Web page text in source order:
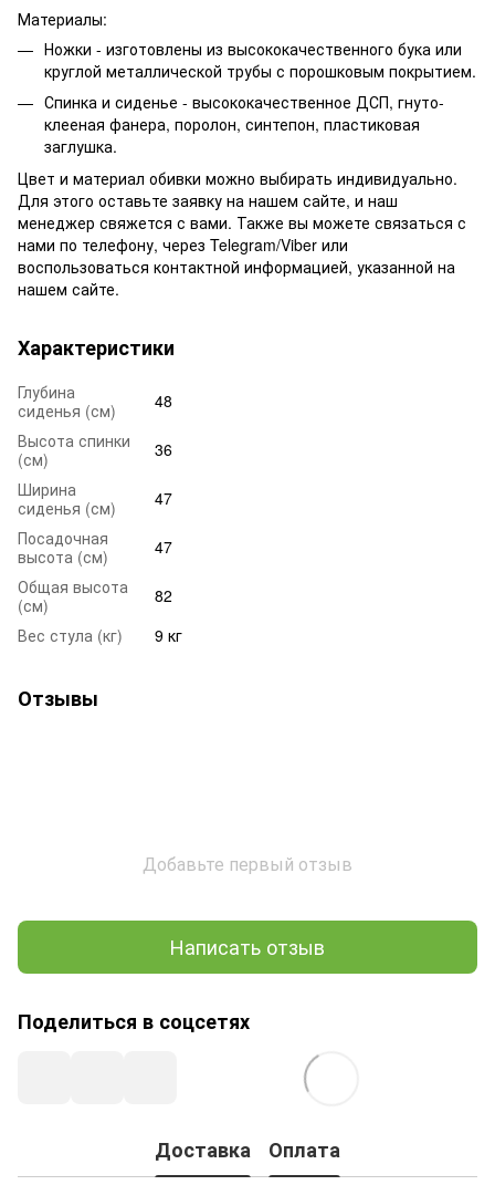
Материалы:
Ножки - изготовлены из высококачественного бука или
круглой металлической трубы с порошковым покрытием.
Спинка и сиденье - высококачественное ДСП, гнуто-
клееная фанера, поролон, синтепон, пластиковая
заглушка.
Цвет и материал обивки можно выбирать индивидуально.
Для этого оставьте заявку на нашем сайте, и наш
менеджер свяжется с вами. Также вы можете связаться с
нами по телефону, через Telegram/Viber или
воспользоваться контактной информацией, указанной на
нашем сайте.
Характеристики
Глубина
сиденья (см)
48
Высота спинки
(см)
36
Ширина
сиденья (см)
47
Посадочная
высота (см)
47
Общая высота
(см)
82
Вес стула (кг)
9 кг
Отзывы
Добавьте первый отзыв
Написать отзыв
Поделиться в соцсетях
Доставка Оплата